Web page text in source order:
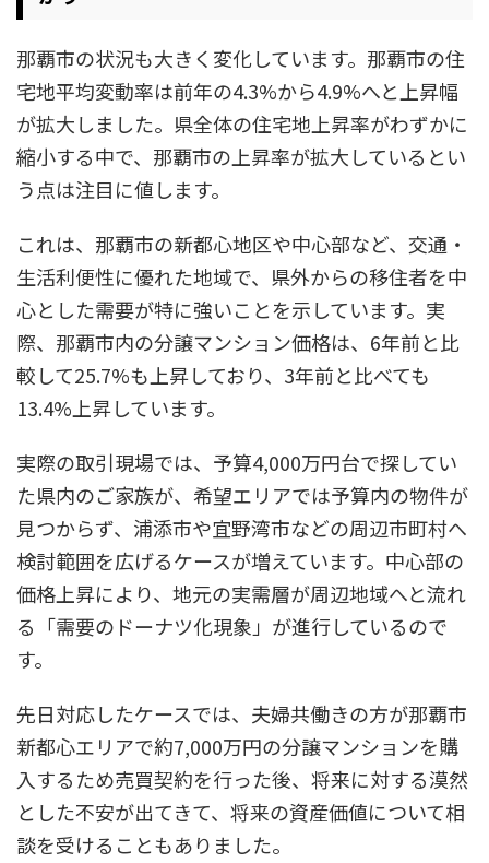
那覇市の状況も大きく変化しています。那覇市の住
宅地平均変動率は前年の4.3%から4.9%へと上昇幅
が拡大しました。県全体の住宅地上昇率がわずかに
縮小する中で、那覇市の上昇率が拡大しているとい
う点は注目に値します。
これは、那覇市の新都心地区や中心部など、交通・
生活利便性に優れた地域で、県外からの移住者を中
心とした需要が特に強いことを示しています。実
際、那覇市内の分譲マンション価格は、6年前と比
較して25.7%も上昇しており、3年前と比べても
13.4%上昇しています。
実際の取引現場では、予算4,000万円台で探してい
た県内のご家族が、希望エリアでは予算内の物件が
見つからず、浦添市や宜野湾市などの周辺市町村へ
検討範囲を広げるケースが増えています。中心部の
価格上昇により、地元の実需層が周辺地域へと流れ
る「需要のドーナツ化現象」が進行しているので
す。
先日対応したケースでは、夫婦共働きの方が那覇市
新都心エリアで約7,000万円の分譲マンションを購
入するため売買契約を行った後、将来に対する漠然
とした不安が出てきて、将来の資産価値について相
談を受けることもありました。